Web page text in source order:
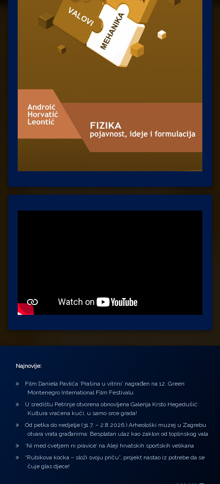
Najnovije:
Film Daniela Pavlića ‘Prašina u vitrini’ nagrađen na 12. Green
Montenegro International Film Festivalu
U središtu Petrinje otvorena obnovljena Galerija Krsto Hegedušić:
Kultura vraćena kući, u samo srce grada!
Od petka do nedjelje (31.7. – 2.8.2026.) Arheološki muzej u Zagrebu
otvara vrata građanima: Besplatan ulaz kao zaklon od toplinskog vala
‘Ni med cvetjem ni pravice’ na Aleji hrvatskih sportskih velikana
“Rubikova kocka – složi svoju priču”, projekt nastao iz potrebe da se
čuje glas djece!